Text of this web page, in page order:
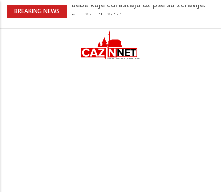
BREAKING NEWS
Evo šta ih štiti
Uhapšen na granici
Juventus igra protiv Intera, Spaleti
razočarao navijače iz BiH